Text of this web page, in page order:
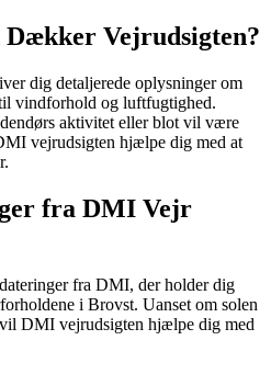
Vejrudsigten?
dig detaljerede oplysninger om
vindforhold og luftfugtighed.
aktivitet eller blot vil være
vejrudsigten hjælpe dig med at
fra DMI Vejr
fra DMI, der holder dig
i Brovst. Uanset om solen
DMI vejrudsigten hjælpe dig med